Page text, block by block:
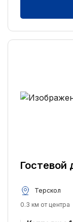
Гостевой
Терскол
0.3 км от центра